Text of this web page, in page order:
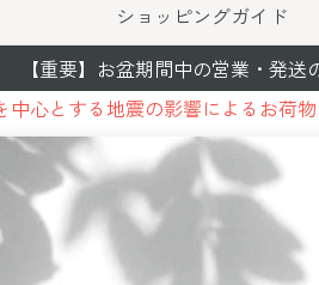
ショッピングガイド
【重要】お盆期間中の営業・発送
中心とする地震の影響によるお荷